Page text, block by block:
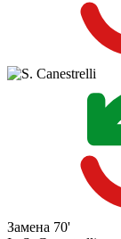
Замена 70'